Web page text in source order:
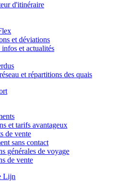
d'itinéraire
et déviations
et actualités
et répartitions des quais
et tarifs avantageux
de vente
sans contact
générales de voyage
de vente
Lijn